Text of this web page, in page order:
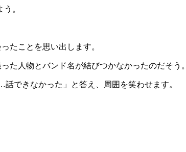
。
たことを思い出します。
た人物とバンド名が結びつかなかったのだそう。
できなかった」と答え、周囲を笑わせます。